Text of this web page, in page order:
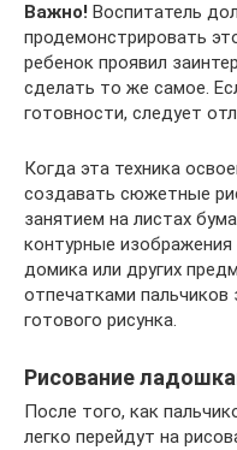
Важно! Воспитатель
продемонстрировать
ребенок проявил
сделать то же самое.
готовности, следует
Когда эта техника
создавать сюжетные
занятием на листах
контурные
домика или других
отпечатками пальчиков
готового рисунка.
Рисование
После того, как
легко перейдут на